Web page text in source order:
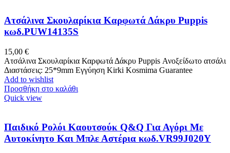
Ατσάλινα Σκουλαρίκια Καρφωτά Δάκρυ Puppis
κωδ.PUW14135S
15,00 €
Ατσάλινα Σκουλαρίκια Καρφωτά Δάκρυ Puppis Ανοξείδωτο ατσάλι
Διαστάσεις: 25*9mm Εγγύηση Kirki Kosmima Guarantee
Add to wishlist
Προσθήκη στο καλάθι
Quick view
Παιδικό Ρολόι Καουτσούκ Q&Q Για Αγόρι Με
Αυτοκίνητο Και Μπλε Αστέρια κωδ.VR99J020Y